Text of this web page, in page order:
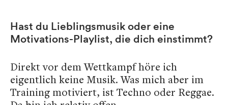
Hast du Lieblingsmusik oder eine
Motivations-Playlist, die dich einstimmt?
Direkt vor dem Wettkampf höre ich
eigentlich keine Musik. Was mich aber im
Training motiviert, ist Techno oder Reggae.